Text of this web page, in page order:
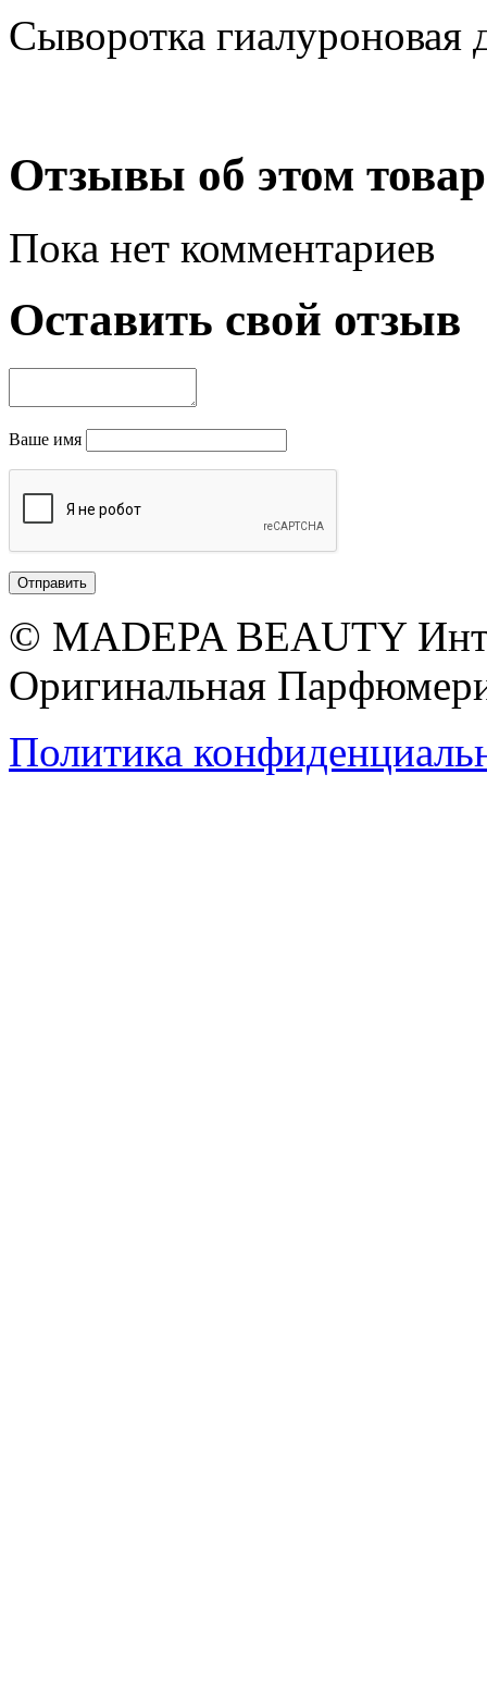
Сыворотка гиалуроновая
Отзывы об этом
Пока нет комментариев
Оставить свой отзыв
Ваше имя
© MADEPA BEAUTY
Оригинальная
Политика